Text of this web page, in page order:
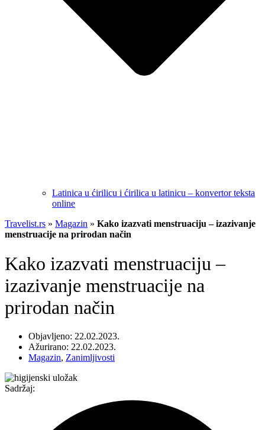
Latinica u ćirilicu i ćirilica u latinicu – konvertor teksta
online
Travelist.rs » Magazin » Kako izazvati menstruaciju – izazivanje
menstruacije na prirodan način
Kako izazvati menstruaciju –
izazivanje menstruacije na
prirodan način
Objavljeno: 22.02.2023.
Ažurirano: 22.02.2023.
Magazin, Zanimljivosti
Sadržaj: